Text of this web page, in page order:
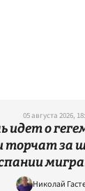
05 августа 2026,
идет о
торчат за
Николай